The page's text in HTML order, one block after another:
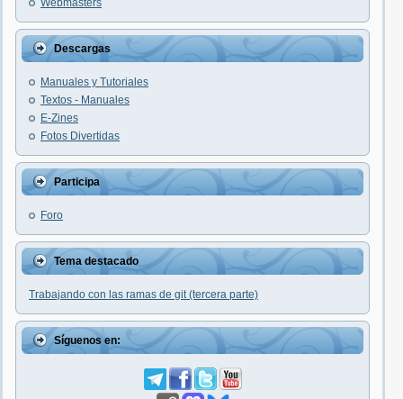
Webmasters
Descargas
Manuales y Tutoriales
Textos - Manuales
E-Zines
Fotos Divertidas
Participa
Foro
Tema destacado
Trabajando con las ramas de git (tercera parte)
Síguenos en: